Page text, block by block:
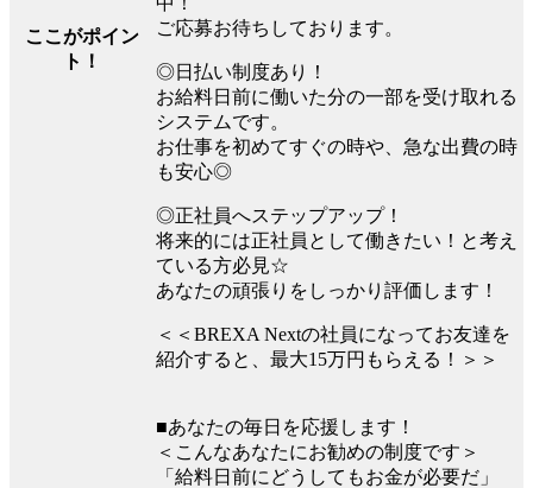
ここがポイン
ト！
ご応募お待ちしております。
◎日払い制度あり！
お給料日前に働いた分の一部を受け取れる
システムです。
お仕事を初めてすぐの時や、急な出費の時
も安心◎
◎正社員へステップアップ！
将来的には正社員として働きたい！と考え
ている方必見☆
あなたの頑張りをしっかり評価します！
＜＜BREXA Nextの社員になってお友達を
紹介すると、最大15万円もらえる！＞＞
■あなたの毎日を応援します！
＜こんなあなたにお勧めの制度です＞
「給料日前にどうしてもお金が必要だ」